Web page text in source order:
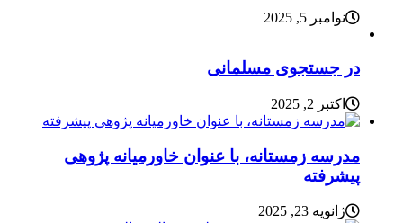
نوامبر 5, 2025
در جستجوی مسلمانی
اکتبر 2, 2025
مدرسه زمستانه، با عنوان خاورمیانه پژوهی
پیشرفته
ژانویه 23, 2025